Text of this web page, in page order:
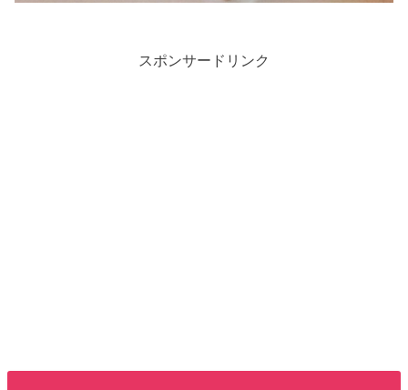
スポンサードリンク